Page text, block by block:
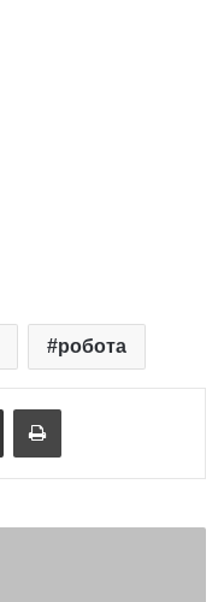
робота
Надіслати електронною поштоюНадрукувати